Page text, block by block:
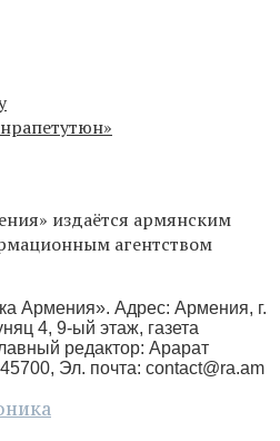
издаётся армянским
агентством
Армения». Адрес: Армения, г.
4, 9-ый этаж, газета
редактор: Арарат
Эл. почта: contact@ra.am